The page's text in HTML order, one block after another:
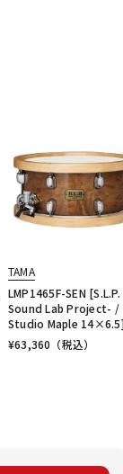
TAMA
LMP1465F-SEN
Sound Lab Project- /
Studio Maple
¥63,360 （税込）